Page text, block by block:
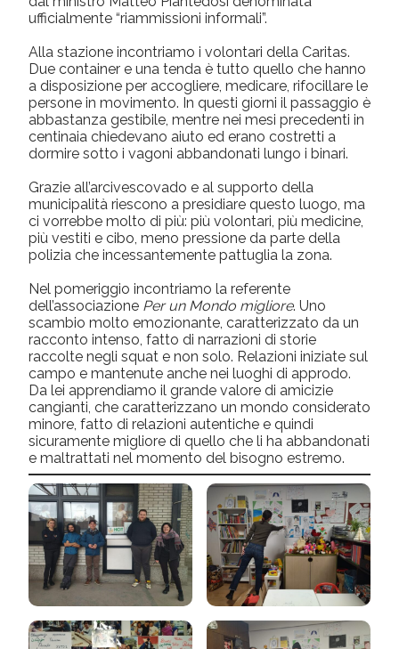
ufficialmente “riammissioni informali”.
Alla stazione incontriamo i volontari della Caritas.
Due container e una tenda è tutto quello che hanno
a disposizione per accogliere, medicare, rifocillare le
persone in movimento. In questi giorni il passaggio è
abbastanza gestibile, mentre nei mesi precedenti in
centinaia chiedevano aiuto ed erano costretti a
dormire sotto i vagoni abbandonati lungo i binari.
Grazie all’arcivescovado e al supporto della
municipalità riescono a presidiare questo luogo, ma
ci vorrebbe molto di più: più volontari, più medicine,
più vestiti e cibo, meno pressione da parte della
polizia che incessantemente pattuglia la zona.
Nel pomeriggio incontriamo la referente
dell’associazione Per un Mondo migliore. Uno
scambio molto emozionante, caratterizzato da un
racconto intenso, fatto di narrazioni di storie
raccolte negli squat e non solo. Relazioni iniziate sul
campo e mantenute anche nei luoghi di approdo.
Da lei apprendiamo il grande valore di amicizie
cangianti, che caratterizzano un mondo considerato
minore, fatto di relazioni autentiche e quindi
sicuramente migliore di quello che li ha abbandonati
e maltrattati nel momento del bisogno estremo.